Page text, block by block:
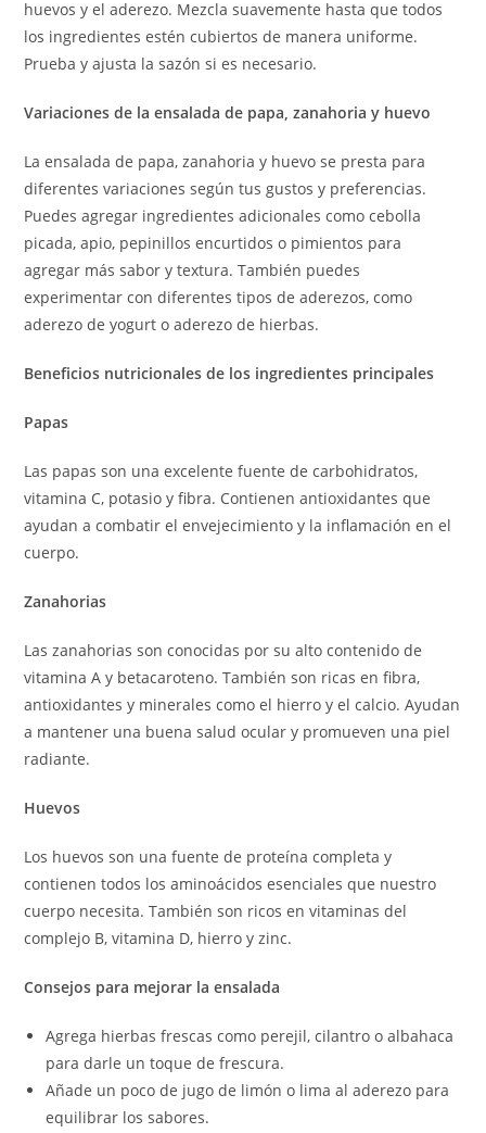
huevos y el aderezo. Mezcla suavemente hasta que todos
los ingredientes estén cubiertos de manera uniforme.
Prueba y ajusta la sazón si es necesario.
Variaciones de la ensalada de papa, zanahoria y huevo
La ensalada de papa, zanahoria y huevo se presta para
diferentes variaciones según tus gustos y preferencias.
Puedes agregar ingredientes adicionales como cebolla
picada, apio, pepinillos encurtidos o pimientos para
agregar más sabor y textura. También puedes
experimentar con diferentes tipos de aderezos, como
aderezo de yogurt o aderezo de hierbas.
Beneficios nutricionales de los ingredientes principales
Papas
Las papas son una excelente fuente de carbohidratos,
vitamina C, potasio y fibra. Contienen antioxidantes que
ayudan a combatir el envejecimiento y la inflamación en el
cuerpo.
Zanahorias
Las zanahorias son conocidas por su alto contenido de
vitamina A y betacaroteno. También son ricas en fibra,
antioxidantes y minerales como el hierro y el calcio. Ayudan
a mantener una buena salud ocular y promueven una piel
radiante.
Huevos
Los huevos son una fuente de proteína completa y
contienen todos los aminoácidos esenciales que nuestro
cuerpo necesita. También son ricos en vitaminas del
complejo B, vitamina D, hierro y zinc.
Consejos para mejorar la ensalada
Agrega hierbas frescas como perejil, cilantro o albahaca
para darle un toque de frescura.
Añade un poco de jugo de limón o lima al aderezo para
equilibrar los sabores.